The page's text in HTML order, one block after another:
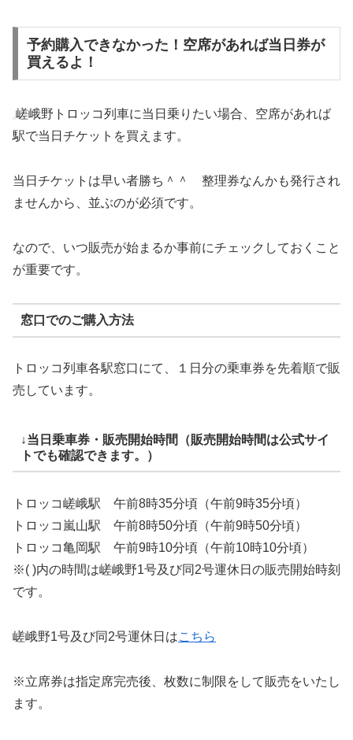
予約購入できなかった！空席があれば当日券が
買えるよ！
嵯峨野トロッコ列車に当日乗りたい場合、空席があれば
駅で当日チケットを買えます。
当日チケットは早い者勝ち＾＾ 整理券なんかも発行され
ませんから、並ぶのが必須です。
なので、いつ販売が始まるか事前にチェックしておくこと
が重要です。
窓口でのご購入方法
トロッコ列車各駅窓口にて、１日分の乗車券を先着順で販
売しています。
↓当日乗車券・販売開始時間（販売開始時間は公式サイ
トでも確認できます。）
トロッコ嵯峨駅 午前8時35分頃（午前9時35分頃）
トロッコ嵐山駅 午前8時50分頃（午前9時50分頃）
トロッコ亀岡駅 午前9時10分頃（午前10時10分頃）
※( )内の時間は嵯峨野1号及び同2号運休日の販売開始時刻
です。
嵯峨野1号及び同2号運休日はこちら
※立席券は指定席完売後、枚数に制限をして販売をいたし
ます。